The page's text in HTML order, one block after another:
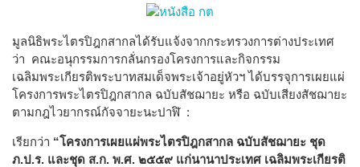
มูลนิธิพระไตรปิฎกสากลได้รับแจ้งจากกระทรวงการต่างประเทศ
ว่า คณะอนุกรรมการกลั่นกรองโครงการและกิจกรรม
เฉลิมพระเกียรติพระบาทสมเด็จพระเจ้าอยู่หัวฯ ได้บรรจุการเผยแผ่
โครงการพระไตรปิฎกสากล ฉบับสัชฌายะ หรือ ฉบับเสียงสัชฌายะ
ตามกฎไวยากรณ์กัจจายะนะปาฬิ :
เรียกว่า “โครงการเผยแผ่พระไตรปิฎกสากล ฉบับสัชฌายะ ชุด
ภ.ป.ร. และชุด ส.ก. พ.ศ. ๒๕๕๙ แก่นานาประเทศ เฉลิมพระเกียรติ